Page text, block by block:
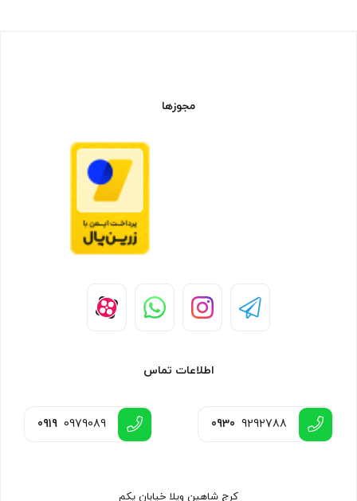
مجوزها
اطلاعات تماس
0930 9292788
0919 0979089
کرج شاهین ویلا خیابان یکم